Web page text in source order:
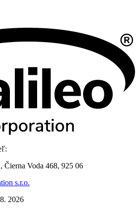
Čierna Voda 468, 925 06
s.r.o.
2026